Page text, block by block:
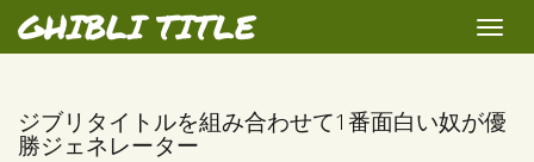
GHIBLI TITLE
Toggle
ジブリタイトルを組み合わせて1番面白い奴が優
勝ジェネレーター